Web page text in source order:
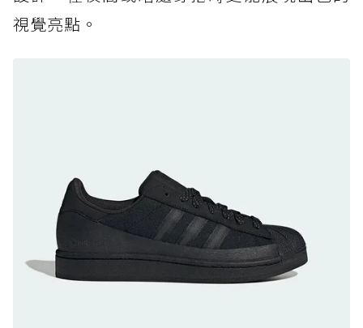
防水鞋推薦 7. Timberland Motion Access：
黃靴同級頂級防水，輕量化工裝健走鞋雨天必備
防水鞋推薦 10. PUMA Voyage NITRO™ 4
GORE-TEX：氮氣中底注入，回彈與防滑兼具的
全天候越野跑鞋
防水鞋推薦 11. On Cloudhorizon 2 WP：腳
感軟彈、搭載 Missiongrip™ 的防水輕越野鞋
視覺亮點。